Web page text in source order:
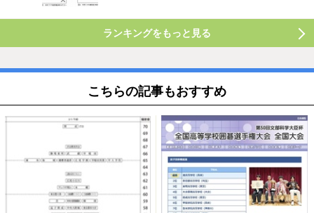
ランキングをもっと見る
こちらの記事もおすすめ